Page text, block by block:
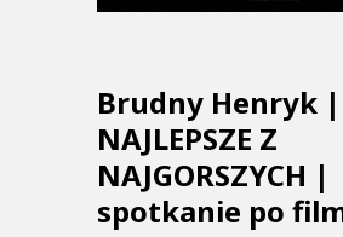
Brudny Henryk |
NAJLEPSZE Z
NAJGORSZYCH |
spotkanie po